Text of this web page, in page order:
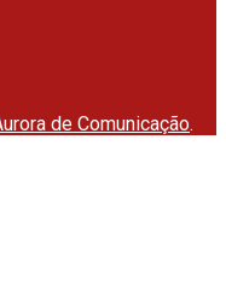
de Comunicação.